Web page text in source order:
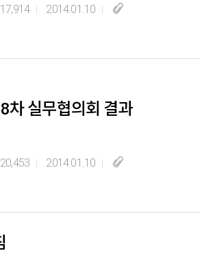
17,914 2014.01.10
차 실무협의회 결과
20,453 2014.01.10